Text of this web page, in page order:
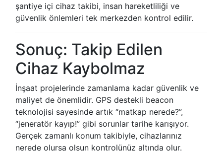
şantiye içi cihaz takibi, insan hareketliliği ve
güvenlik önlemleri tek merkezden kontrol edilir.
Sonuç: Takip Edilen
Cihaz Kaybolmaz
İnşaat projelerinde zamanlama kadar güvenlik ve
maliyet de önemlidir. GPS destekli beacon
teknolojisi sayesinde artık “matkap nerede?”,
“jeneratör kayıp!” gibi sorunlar tarihe karışıyor.
Gerçek zamanlı konum takibiyle, cihazlarınız
nerede olursa olsun kontrolünüz altında olur.